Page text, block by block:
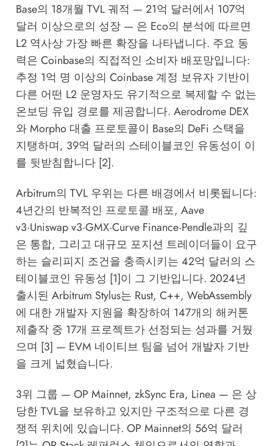
Base의 18개월 TVL 궤적 — 21억 달러에서 107억
달러 이상으로의 성장 — 은 Eco의 분석에 따르면
L2 역사상 가장 빠른 확장을 나타냅니다. 주요 동
력은 Coinbase의 직접적인 소비자 배포망입니다:
추정 1억 명 이상의 Coinbase 계정 보유자 기반이
다른 어떤 L2 운영자도 유기적으로 복제할 수 없는
온보딩 유입 경로를 제공합니다. Aerodrome DEX
와 Morpho 대출 프로토콜이 Base의 DeFi 스택을
지탱하며, 39억 달러의 스테이블코인 유동성이 이
를 뒷받침합니다 [2].
Arbitrum의 TVL 우위는 다른 배경에서 비롯됩니다:
4년간의 반복적인 프로토콜 배포, Aave
v3·Uniswap v3·GMX·Curve Finance·Pendle과의 깊
은 통합, 그리고 대규모 포지션 트레이더들이 요구
하는 슬리피지 조건을 충족시키는 42억 달러의 스
테이블코인 유동성 [1]이 그 기반입니다. 2024년
출시된 Arbitrum Stylus는 Rust, C++, WebAssembly
에 대한 개발자 지원을 확장하여 147개의 해커톤
제출작 중 17개 프로젝트가 선정되는 성과를 거뒀
으며 [3] — EVM 네이티브 팀을 넘어 개발자 기반
을 크게 넓혔습니다.
3위 그룹 — OP Mainnet, zkSync Era, Linea — 은 상
당한 TVL을 보유하고 있지만 구조적으로 다른 경
쟁적 위치에 있습니다. OP Mainnet의 56억 달러